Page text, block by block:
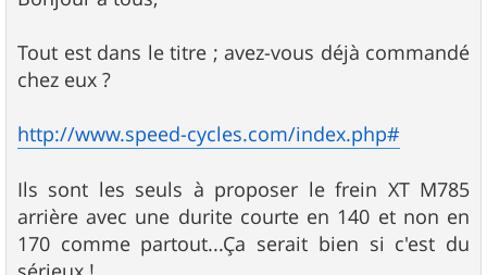
s
g
e
Tout est dans le titre ; avez-vous déjà commandé
chez eux ?
http://www.speed-cycles.com/index.php#
Ils sont les seuls à proposer le frein XT M785
arrière avec une durite courte en 140 et non en
170 comme partout...Ça serait bien si c'est du